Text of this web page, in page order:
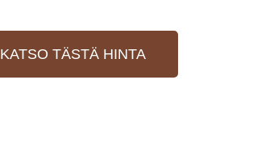
KATSO TÄSTÄ HINTA